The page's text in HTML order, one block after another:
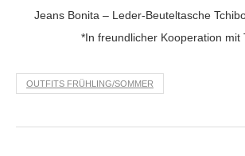
Jeans Bonita – Leder-Beuteltasche
*In freundlicher Kooperation mit
OUTFITS FRÜHLING/SOMMER